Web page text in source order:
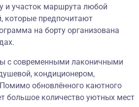
и участок маршрута любой
которые предпочитают
на борту организована
с современными лаконичными
кондиционером,
обновлённого каютного
большое количество уютных мест